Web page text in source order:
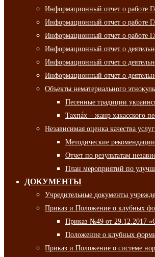
Информационный отчет о
Информационный отчет о
Информационный отчет о
Информационный отчет о
Информационный отчет о
Информационный отчет о
Объекты нематериального
Песенные традиции
Тахпа́х – жанр хакасского
Независимая оценка качества
Методические
Отчет по результатам
План мероприятий по
ДОКУМЕНТЫ
Учредительные документы
Приказ и Положение о клубных
Приказ №49 от 29.12.2017
Положение о клубных
Приказ и Положение о системе